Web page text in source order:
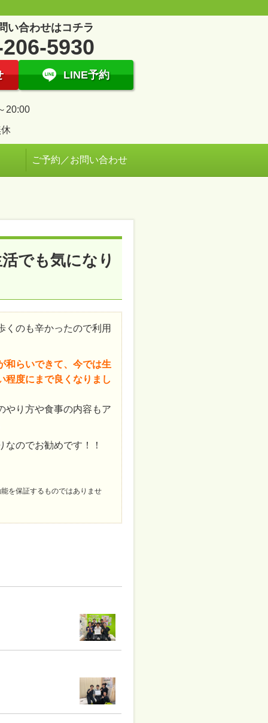
い合わせはコチラ
5930
LINE予約
20:00
ご予約／お問い合わせ
でも気になり
くのも辛かったので利用
和らいできて、今では生
程度にまで良くなりまし
やり方や食事の内容もア
なのでお勧めです！！
を保証するものではありませ